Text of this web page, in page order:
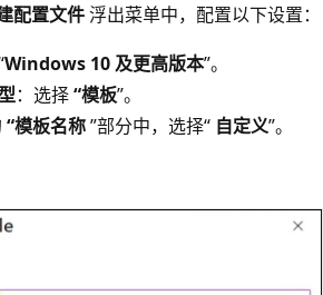
配置文件浮出菜单中，配置以下设置：
Windows 10 及更高版本”。
：选择“模板”。
“模板名称”部分中，选择“ 自定义”。